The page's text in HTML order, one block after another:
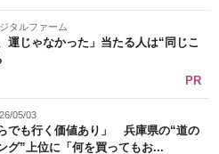
タルファーム
運じゃなかった」当たる人は“同じこ
PR
05/03
らでも行く価値あり」 兵庫県の“道の
グ”上位に「何を買ってもお...